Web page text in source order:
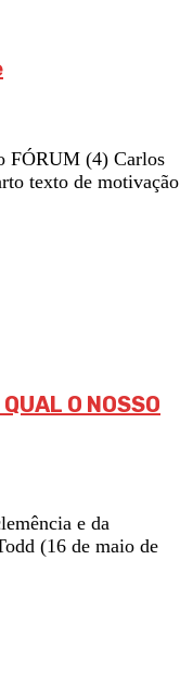
FÓRUM (4) Carlos
texto de motivação
O NOSSO
e da
(16 de maio de